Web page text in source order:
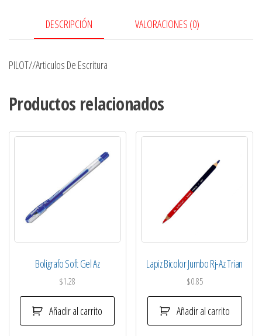
DESCRIPCIÓN VALORACIONES (0)
PILOT//Articulos De Escritura
Productos relacionados
Boligrafo Soft Gel Az
$1.28
Añadir al carrito
Lapiz Bicolor Jumbo Rj-Az Trian
$0.85
Añadir al carrito